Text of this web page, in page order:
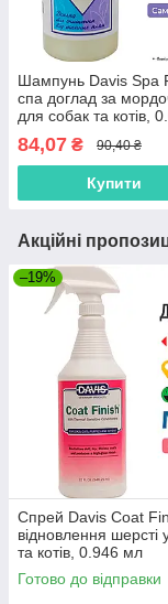
Шампунь Davis Spa
спа доглад за
для собак та котів,
84,07 ₴ 90,40 ₴
Купити
Акційні
–19%
Спрей Davis Coat
відновлення шерсті
та котів, 0.946 мл
Готово до відправки